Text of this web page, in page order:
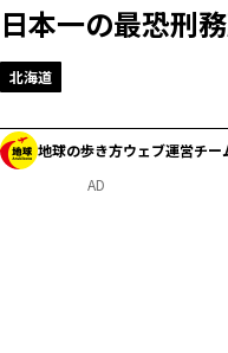
日本一の最恐刑
北海道
地球の歩き方ウェブ運営チー
AD